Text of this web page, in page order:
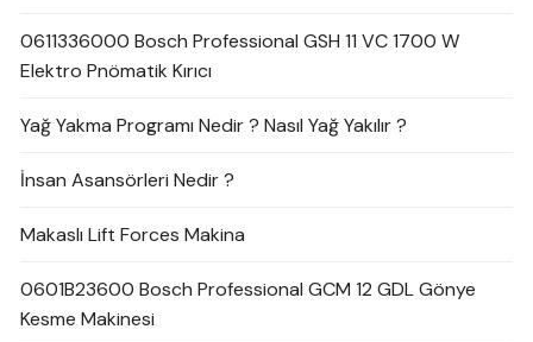
0611336000 Bosch Professional GSH 11 VC 1700 W
Elektro Pnömatik Kırıcı
Yağ Yakma Programı Nedir ? Nasıl Yağ Yakılır ?
İnsan Asansörleri Nedir ?
Makaslı Lift Forces Makina
0601B23600 Bosch Professional GCM 12 GDL Gönye
Kesme Makinesi